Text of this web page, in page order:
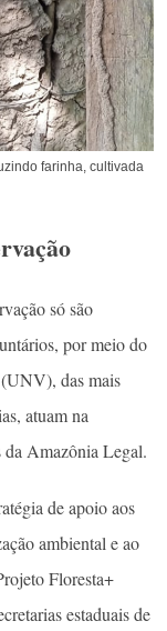
farinha, cultivada
só são
por meio do
das mais
atuam na
da Amazônia Legal.
de apoio aos
ambiental e ao
Floresta+
estaduais de